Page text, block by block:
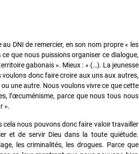
DNI de remercier, en son nom propre « les
que nous puissions organiser ce dialogue,
gabonais ». Mieux : « (…). La jeunesse
donc faire croire aux uns aux autres,
ou une autre. Nous voulons vivre ce que cette
l’œcuménisme, parce que nous tous nous
».
cela nous pouvons donc faire valoir travailler
et de servir Dieu dans la toute quiétude.
les criminalités, les drogues. Parce que